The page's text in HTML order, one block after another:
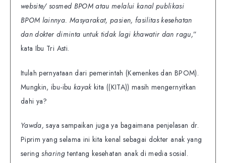
website/ sosmed BPOM atau melalui kanal publikasi
BPOM lainnya. Masyarakat, pasien, fasilitas kesehatan
dan dokter diminta untuk tidak lagi khawatir dan ragu,”
kata Ibu Tri Asti.
Itulah pernyataan dari pemerintah (Kemenkes dan BPOM).
Mungkin, ibu-ibu kayakkita ((KITA)) masih mengernyitkan
dahi ya?
Yawda,saya sampaikan juga ya bagaimana penjelasan dr.
Piprim yang selama ini kita kenal sebagai dokter anak yang
seringsharingtentang kesehatan anak di media sosial.